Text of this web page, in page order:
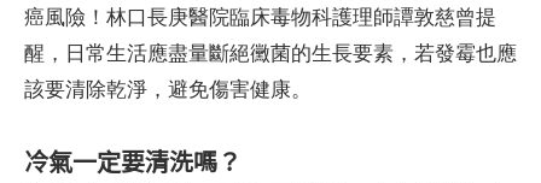
癌風險！林口長庚醫院臨床毒物科護理師譚敦慈曾提
醒，日常生活應盡量斷絕黴菌的生長要素，若發霉也應
該要清除乾淨，避免傷害健康。
冷氣一定要清洗嗎？